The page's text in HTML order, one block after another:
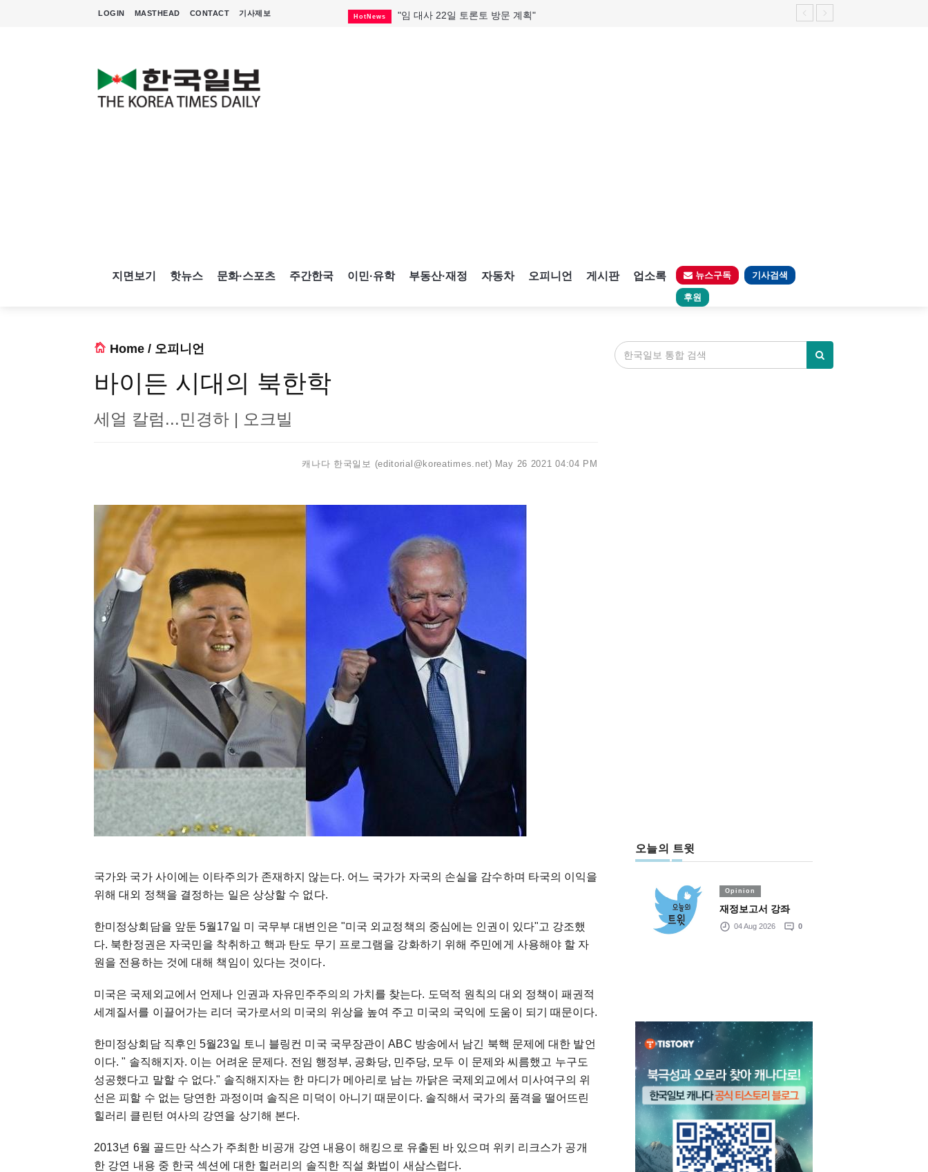
LOGIN MASTHEAD CONTACT 기사제보 HotNews "임 대사 22일 토론토 방문 계획"
지면보기 핫뉴스 문화·스포츠 주간한국 이민·유학 부동산·재정 자동차 오피니언 게시판 업소록 뉴스구독 기사검색
후원
Home / 오피니언
바이든 시대의 북한학
세얼 칼럼...민경하 | 오크빌
캐나다 한국일보 (editorial@koreatimes.net) May 26 2021 04:04 PM
국가와 국가 사이에는 이타주의가 존재하지 않는다. 어느 국가가 자국의 손실을 감수하며 타국의 이익을
위해 대외 정책을 결정하는 일은 상상할 수 없다.
한미정상회담을 앞둔 5월17일 미 국무부 대변인은 "미국 외교정책의 중심에는 인권이 있다"고 강조했
다. 북한정권은 자국민을 착취하고 핵과 탄도 무기 프로그램을 강화하기 위해 주민에게 사용해야 할 자
원을 전용하는 것에 대해 책임이 있다는 것이다.
미국은 국제외교에서 언제나 인권과 자유민주주의의 가치를 찾는다. 도덕적 원칙의 대외 정책이 패권적
세계질서를 이끌어가는 리더 국가로서의 미국의 위상을 높여 주고 미국의 국익에 도움이 되기 때문이다.
한미정상회담 직후인 5월23일 토니 블링컨 미국 국무장관이 ABC 방송에서 남긴 북핵 문제에 대한 발언
이다. " 솔직해지자. 이는 어려운 문제다. 전임 행정부, 공화당, 민주당, 모두 이 문제와 씨름했고 누구도
성공했다고 말할 수 없다." 솔직해지자는 한 마디가 메아리로 남는 까닭은 국제외교에서 미사여구의 위
선은 피할 수 없는 당연한 과정이며 솔직은 미덕이 아니기 때문이다. 솔직해서 국가의 품격을 떨어뜨린
힐러리 클린턴 여사의 강연을 상기해 본다.
2013년 6월 골드만 삭스가 주최한 비공개 강연 내용이 해킹으로 유출된 바 있으며 위키 리크스가 공개
한 강연 내용 중 한국 섹션에 대한 힐러리의 솔직한 직설 화법이 새삼스럽다.
오늘의 트윗
Opinion
재정보고서 강좌
04 Aug 2026 0